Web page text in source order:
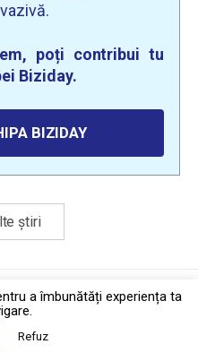
poți contribui tu
Biziday.
BIZIDAY
știri
·Contact
a îmbunătăți experiența ta
Refuz